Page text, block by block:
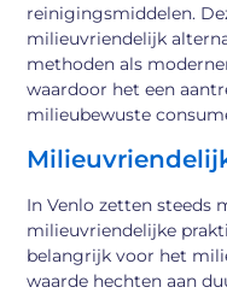
reinigingsmiddelen.
milieuvriendelijk
methoden als
waardoor het een
milieubewuste
In Venlo zetten steeds
milieuvriendelijke
belangrijk voor het
waarde hechten aan